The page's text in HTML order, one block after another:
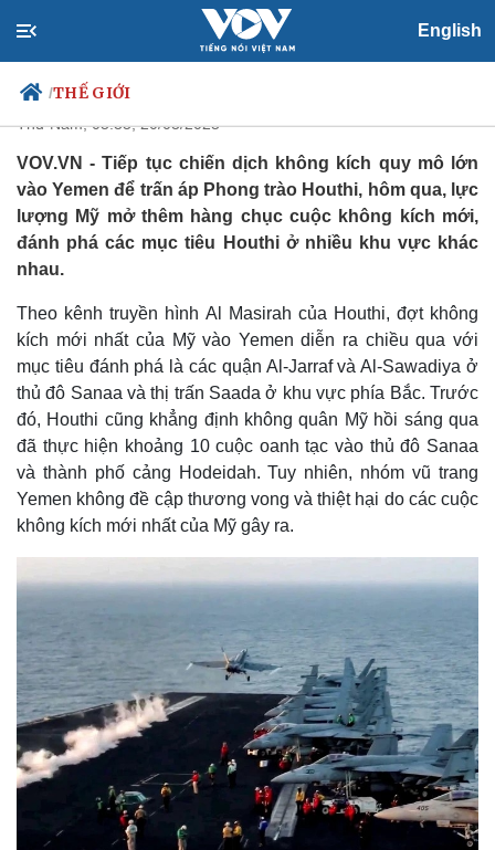
English
/THẾ GIỚI
Chính trị
Đảng
Tổ chức nhân sự
Nhận diện sự thật
Xã hội
Tin 24h
Dấu ấn VOV
Việc làm
Thế giới
Multimedia
Mỹ tiếp tục không kích vào
Yemen
Thứ Năm, 05:35, 20/03/2025
VOV.VN - Tiếp tục chiến dịch không kích quy mô lớn
vào Yemen để trấn áp Phong trào Houthi, hôm qua, lực
lượng Mỹ mở thêm hàng chục cuộc không kích mới,
đánh phá các mục tiêu Houthi ở nhiều khu vực khác
nhau.
Theo kênh truyền hình Al Masirah của Houthi, đợt không
kích mới nhất của Mỹ vào Yemen diễn ra chiều qua với
mục tiêu đánh phá là các quận Al-Jarraf và Al-Sawadiya ở
thủ đô Sanaa và thị trấn Saada ở khu vực phía Bắc. Trước
đó, Houthi cũng khẳng định không quân Mỹ hồi sáng qua
đã thực hiện khoảng 10 cuộc oanh tạc vào thủ đô Sanaa
và thành phố cảng Hodeidah. Tuy nhiên, nhóm vũ trang
Yemen không đề cập thương vong và thiệt hại do các cuộc
không kích mới nhất của Mỹ gây ra.